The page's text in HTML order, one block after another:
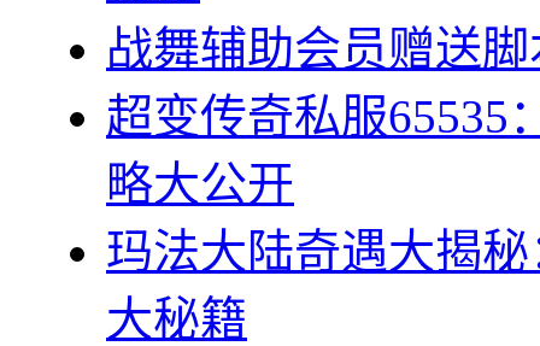
战舞辅助会员赠送
超变传奇私服65535
略大公开
玛法大陆奇遇大揭
大秘籍